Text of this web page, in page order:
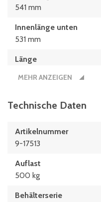
541 mm
Innenlänge unten
531 mm
Länge
MEHR ANZEIGEN
Technische Daten
Artikelnummer
9-17513
Auflast
500 kg
Behälterserie